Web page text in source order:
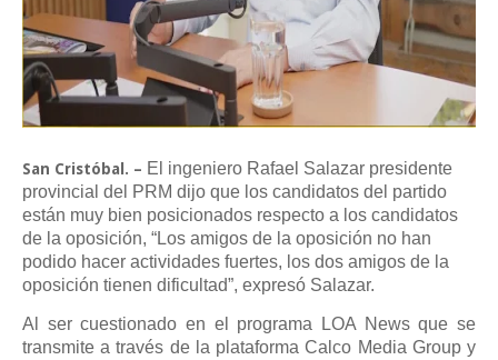
San Cristóbal. – El ingeniero Rafael Salazar presidente
provincial del PRM dijo que los candidatos del partido
están muy bien posicionados respecto a los candidatos
de la oposición, “Los amigos de la oposición no han
podido hacer actividades fuertes, los dos amigos de la
oposición tienen dificultad”, expresó Salazar.
Al ser cuestionado en el programa LOA News que se
transmite a través de la plataforma Calco Media Group y